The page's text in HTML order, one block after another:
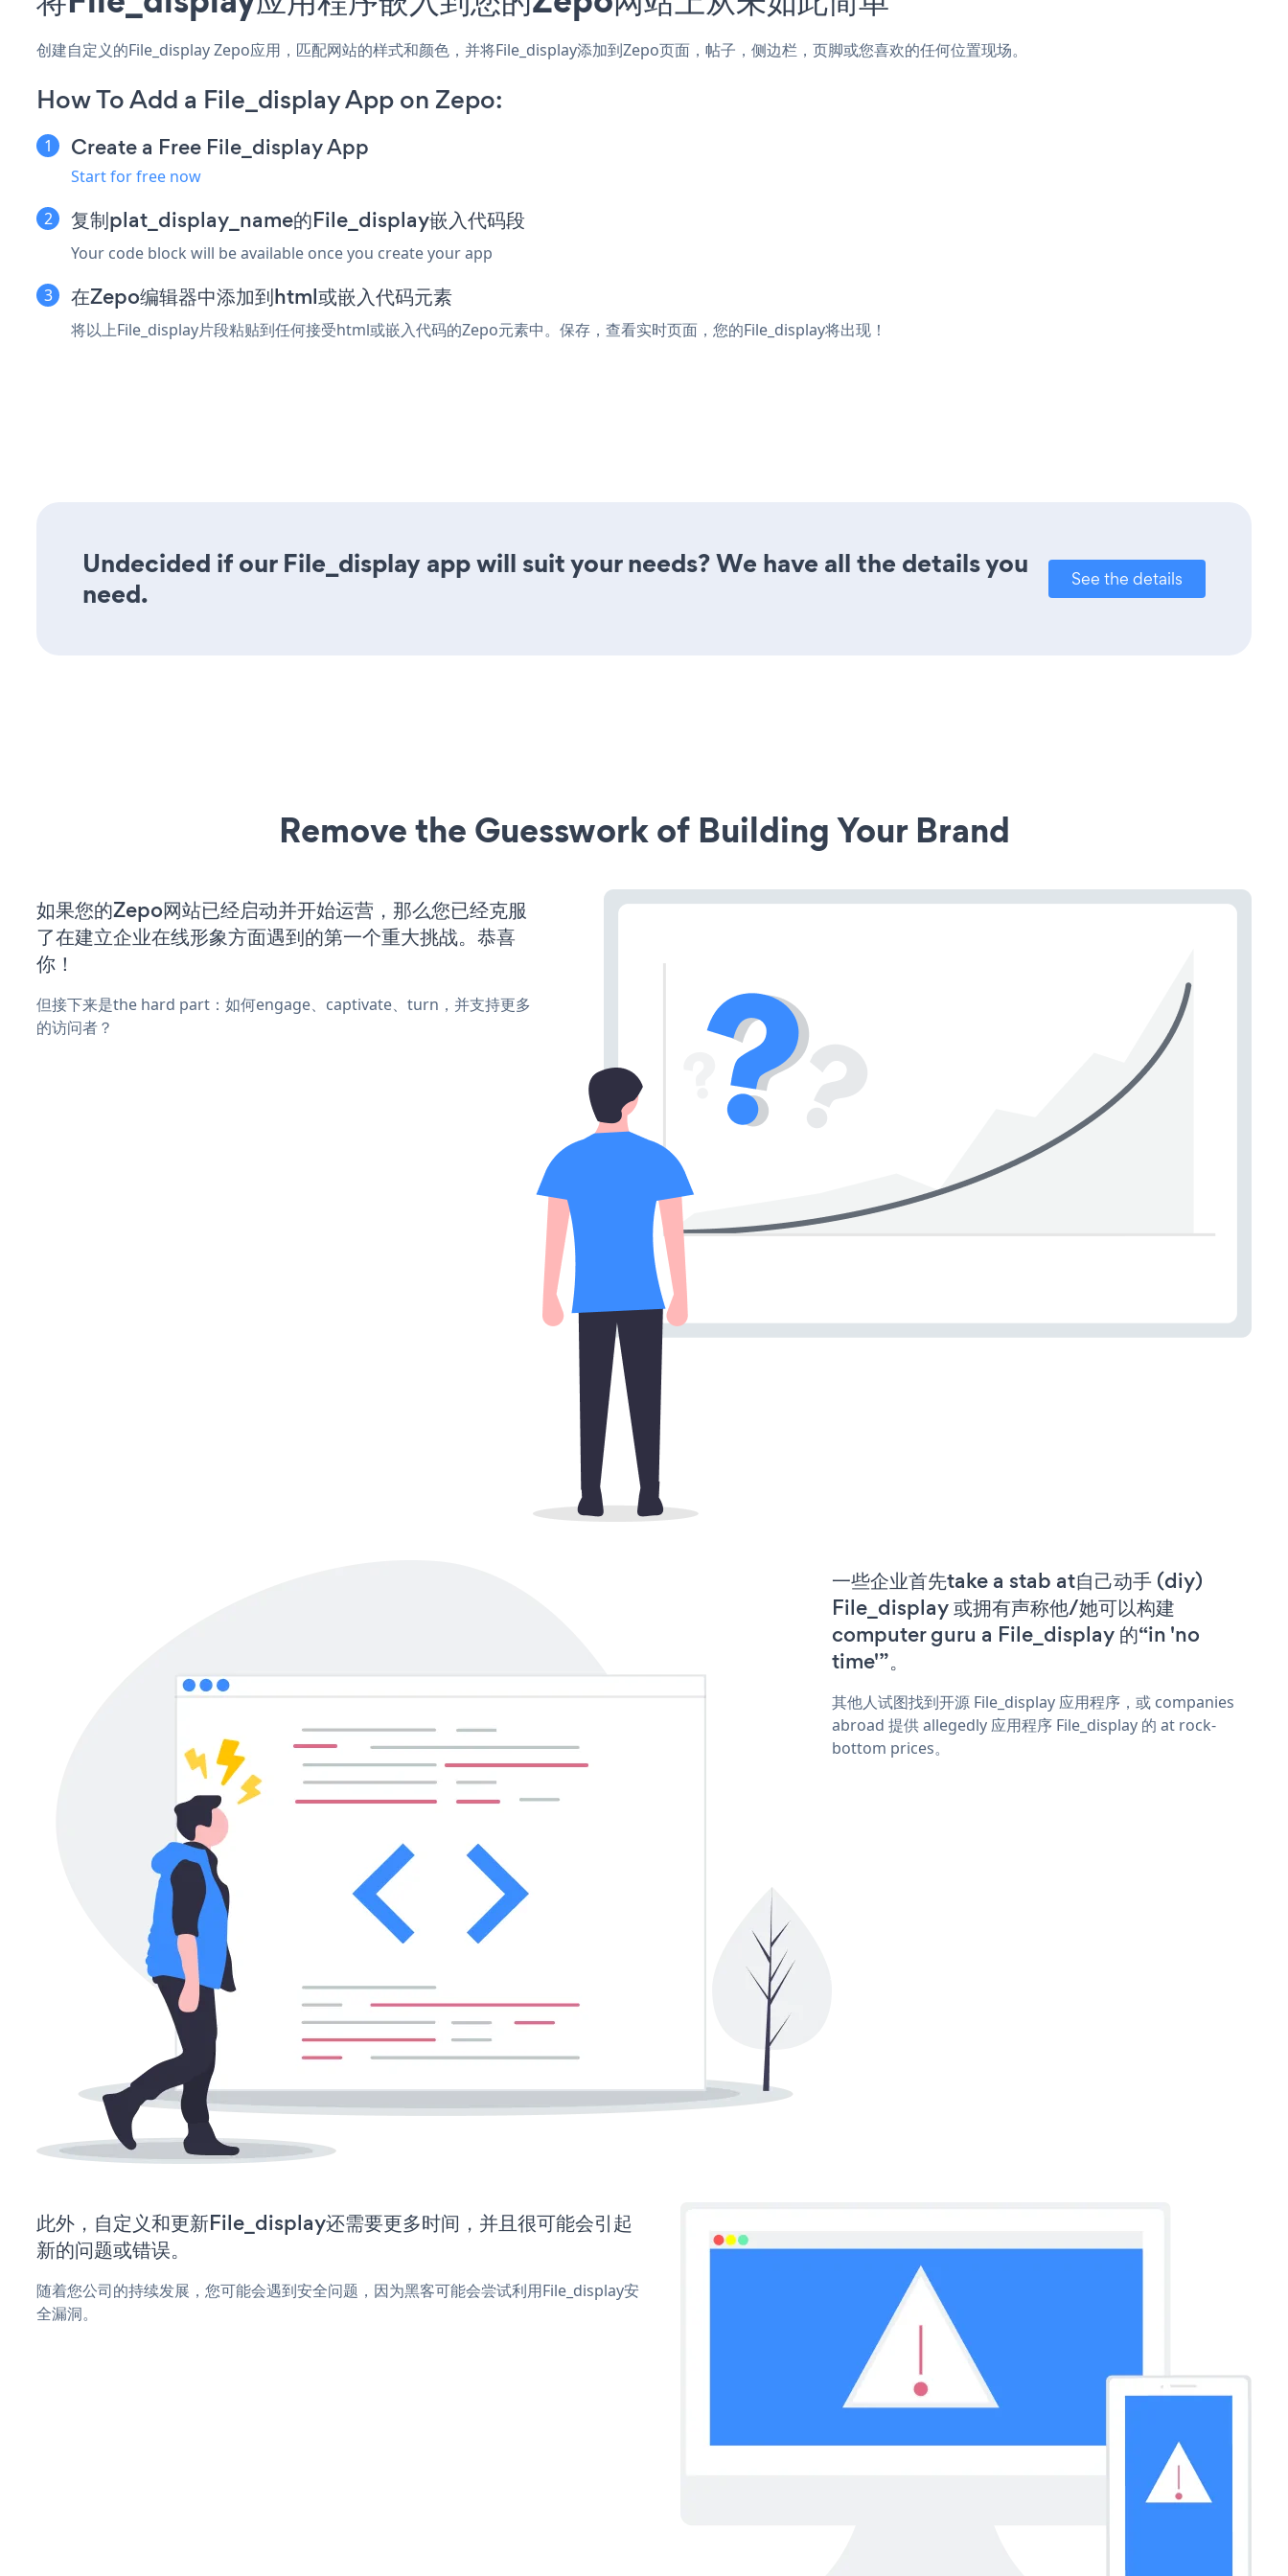
创建自定义的File_display Zepo应用，匹配网站的样式和颜色，并将File_display添加到Zepo页面，帖子，侧边栏，页脚或您喜欢的任何位置现场。
How To Add a File_display App on Zepo:
Create a Free File_display App
Start for free now
复制plat_display_name的File_display嵌入代码段
Your code block will be available once you create your app
在Zepo编辑器中添加到html或嵌入代码元素
将以上File_display片段粘贴到任何接受html或嵌入代码的Zepo元素中。保存，查看实时页面，您的File_display将出现！
Undecided if our File_display app will suit your needs? We have all the details you
need.
See the details
Remove the Guesswork of Building Your Brand
如果您的Zepo网站已经启动并开始运营，那么您已经克服
了在建立企业在线形象方面遇到的第一个重大挑战。恭喜
你！
但接下来是the hard part：如何engage、captivate、turn，并支持更多
的访问者？
一些企业首先take a stab at自己动手 (diy)
File_display 或拥有声称他/她可以构建
computer guru a File_display 的“in 'no
time'”。
其他人试图找到开源 File_display 应用程序，或 companies
abroad 提供 allegedly 应用程序 File_display 的 at rock-
bottom prices。
此外，自定义和更新File_display还需要更多时间，并且很可能会引起
新的问题或错误。
随着您公司的持续发展，您可能会遇到安全问题，因为黑客可能会尝试利用File_display安
全漏洞。